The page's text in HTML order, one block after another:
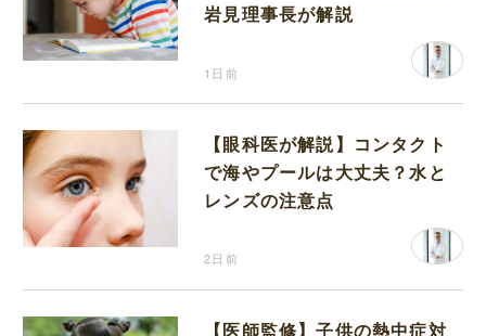
岩見理事長が解説
1日前
【眼科医が解説】コンタクト
で海やプールは大丈夫？水と
レンズの注意点
2日前
【医師監修】子供の熱中症対